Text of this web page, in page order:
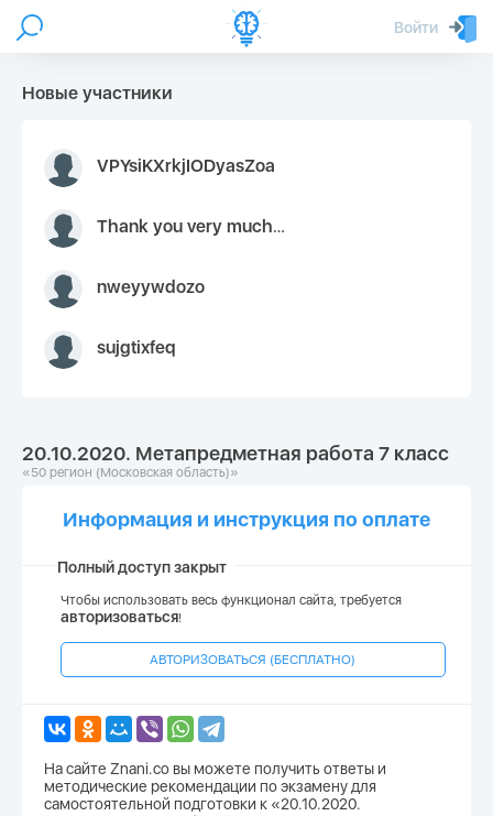
Войти
Новые участники
VPYsiKXrkjIODyasZoa
Thank you very much for your inquiry We appreciate you 9126052 https://youtube.com faceapple !
nweyywdozo
sujgtixfeq
20.10.2020. Метапредметная работа 7 класс
«50 регион (Московская область)»
Информация и инструкция по оплате
Полный доступ закрыт
Чтобы использовать весь функционал сайта, требуется
авторизоваться!
АВТОРИЗОВАТЬСЯ (БЕСПЛАТНО)
На сайте Znani.co вы можете получить ответы и
методические рекомендации по экзамену для
самостоятельной подготовки к «20.10.2020.